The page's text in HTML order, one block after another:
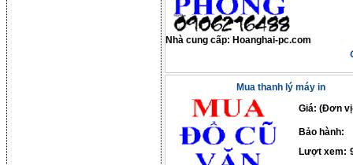
Nhà cung cấp: Hoanghai-pc.com
Mua thanh lý máy in
Giá: (Đơn
Bảo hành:
Lượt xem: